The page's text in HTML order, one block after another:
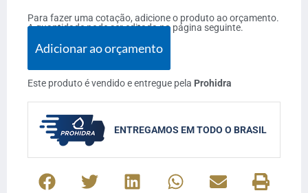
Para fazer uma cotação, adicione o produto ao orçamento.
A quantidade pode ser editada na página seguinte.
Adicionar ao orçamento
Este produto é vendido e entregue pela Prohidra
ENTREGAMOS EM TODO O BRASIL